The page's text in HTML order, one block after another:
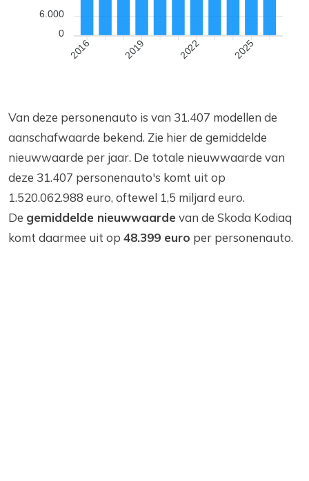
6.000
0
2016 2019 2022 2025
Van deze personenauto is van 31.407 modellen de
aanschafwaarde bekend. Zie hier de gemiddelde
nieuwwaarde per jaar. De totale nieuwwaarde van
deze 31.407 personenauto's komt uit op
1.520.062.988 euro, oftewel 1,5 miljard euro.
De gemiddelde nieuwwaardevan de Skoda Kodiaq
komt daarmee uit op 48.399 euro per personenauto.